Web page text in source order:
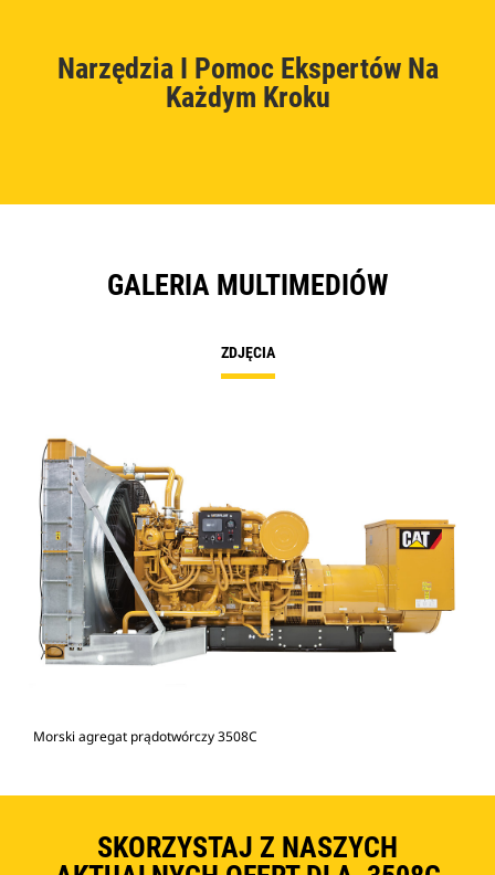
Narzędzia I Pomoc Ekspertów Na
Każdym Kroku
GALERIA MULTIMEDIÓW
ZDJĘCIA
Morski agregat prądotwórczy 3508C
SKORZYSTAJ Z NASZYCH